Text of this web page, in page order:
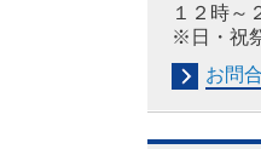
１２時～
※日・祝
お問